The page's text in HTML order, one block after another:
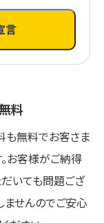
言
料
も無料でお客さま
お客様がご納得
いても問題ござ
ませんのでご安心